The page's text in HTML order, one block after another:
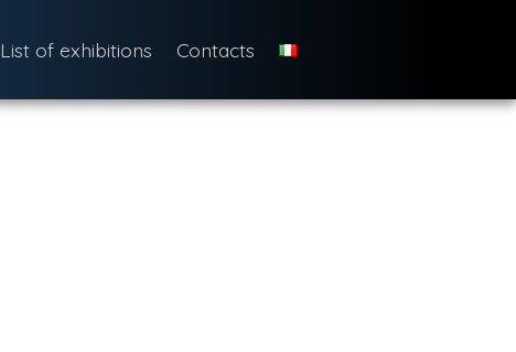
List of exhibitions Contacts